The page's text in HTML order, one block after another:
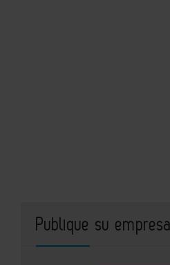
Publique su